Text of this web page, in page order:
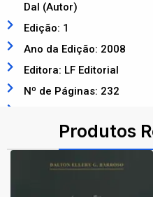
Dal (Autor)
Edição: 1
Ano da Edição: 2008
Editora: LF Editorial
Nº de Páginas: 232
Produtos